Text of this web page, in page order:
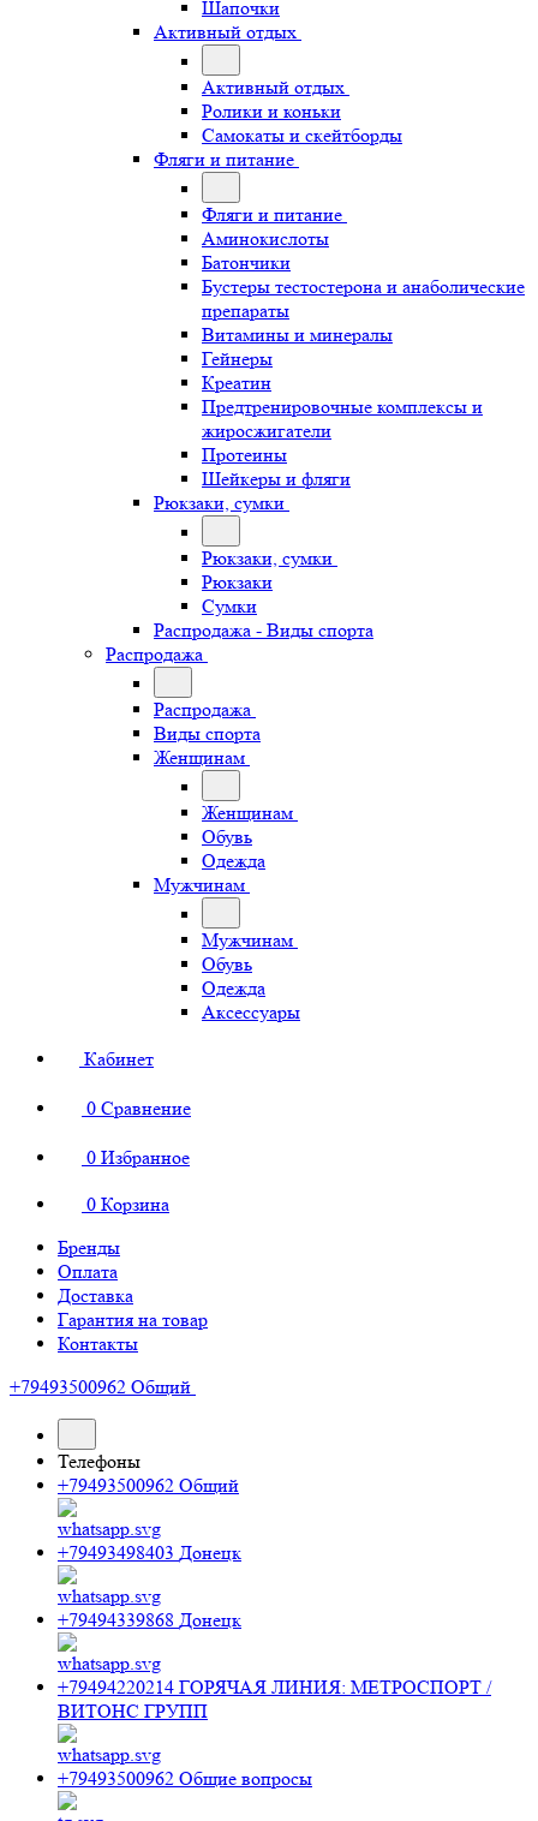
Шапочки
Активный отдых
Активный отдых
Ролики и коньки
Самокаты и скейтборды
Фляги и питание
Фляги и питание
Аминокислоты
Батончики
Бустеры тестостерона и анаболические
препараты
Витамины и минералы
Гейнеры
Креатин
Предтренировочные комплексы и
жиросжигатели
Протеины
Шейкеры и фляги
Рюкзаки, сумки
Рюкзаки, сумки
Рюкзаки
Сумки
Распродажа - Виды спорта
Распродажа
Распродажа
Виды спорта
Женщинам
Женщинам
Обувь
Одежда
Мужчинам
Мужчинам
Обувь
Одежда
Аксессуары
Кабинет
0 Сравнение
0 Избранное
0 Корзина
Бренды
Оплата
Доставка
Гарантия на товар
Контакты
+79493500962 Общий
Телефоны
+79493500962 Общий
+79493498403 Донецк
+79494339868 Донецк
+79494220214 ГОРЯЧАЯ ЛИНИЯ: МЕТРОСПОРТ /
ВИТОНС ГРУПП
+79493500962 Общие вопросы